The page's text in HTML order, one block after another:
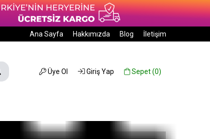
Ana Sayfa Hakkımızda Blog İletişim
Üye Ol Giriş Yap Sepet (0)